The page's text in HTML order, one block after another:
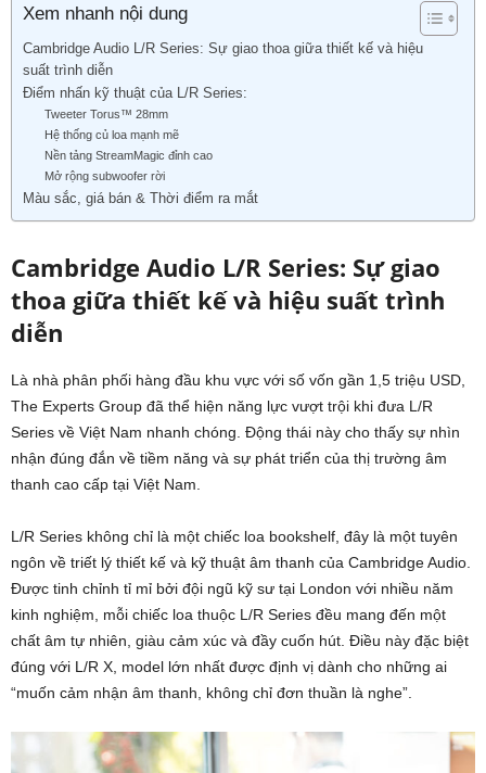
Xem nhanh nội dung
Cambridge Audio L/R Series: Sự giao thoa giữa thiết kế và hiệu
suất trình diễn
Điểm nhấn kỹ thuật của L/R Series:
Tweeter Torus™ 28mm
Hệ thống củ loa mạnh mẽ
Nền tảng StreamMagic đỉnh cao
Mở rộng subwoofer rời
Màu sắc, giá bán & Thời điểm ra mắt
Cambridge Audio L/R Series: Sự giao
thoa giữa thiết kế và hiệu suất trình
diễn
Là nhà phân phối hàng đầu khu vực với số vốn gần 1,5 triệu USD,
The Experts Group đã thể hiện năng lực vượt trội khi đưa L/R
Series về Việt Nam nhanh chóng. Động thái này cho thấy sự nhìn
nhận đúng đắn về tiềm năng và sự phát triển của thị trường âm
thanh cao cấp tại Việt Nam.
L/R Series không chỉ là một chiếc loa bookshelf, đây là một tuyên
ngôn về triết lý thiết kế và kỹ thuật âm thanh của Cambridge Audio.
Được tinh chỉnh tỉ mỉ bởi đội ngũ kỹ sư tại London với nhiều năm
kinh nghiệm, mỗi chiếc loa thuộc L/R Series đều mang đến một
chất âm tự nhiên, giàu cảm xúc và đầy cuốn hút. Điều này đặc biệt
đúng với L/R X, model lớn nhất được định vị dành cho những ai
“muốn cảm nhận âm thanh, không chỉ đơn thuần là nghe”.